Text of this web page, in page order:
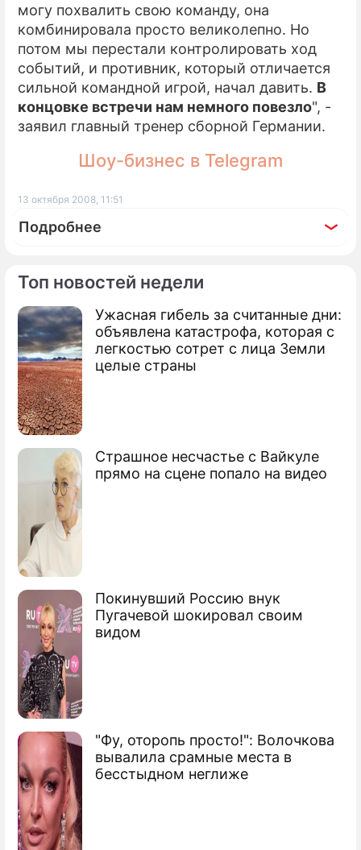
Топ новостей недели
Ужасная гибель за считанные дни:
объявлена катастрофа, которая с
легкостью сотрет с лица Земли
целые страны
Страшное несчастье с Вайкуле
прямо на сцене попало на видео
Покинувший Россию внук
Пугачевой шокировал своим
видом
"Фу, оторопь просто!": Волочкова
вывалила срамные места в
бесстыдном неглиже
могу похвалить свою команду, она
комбинировала просто великолепно. Но
потом мы перестали контролировать ход
событий, и противник, который отличается
сильной командной игрой, начал давить. В
концовке встречи нам немного повезло", -
заявил главный тренер сборной Германии.
Шоу-бизнес в Telegram
13 октября 2008, 11:51
Подробнее
По теме
Продолжение: Хиддинк
намерен разгромить финнов
Россия уступила Германии в Дортмунде
Состав сборной определен без
Хиддинка
Хиддинк оплакивает потери в Германии
Сюжеты
Футбол